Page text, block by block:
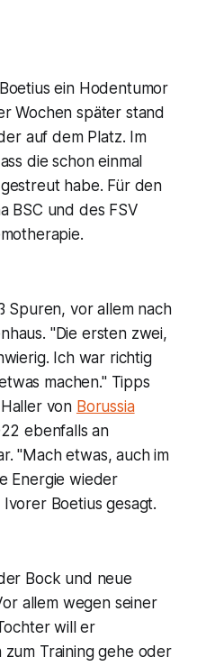
ein Hodentumor
Wochen später stand
auf dem Platz. Im
die schon einmal
habe. Für den
BSC und des FSV
Spuren, vor allem nach
"Die ersten zwei,
Ich war richtig
machen." Tipps
von Borussia
ebenfalls an
"Mach etwas, auch im
Energie wieder
Boetius gesagt.
Bock und neue
allem wegen seiner
will er
Training gehe oder